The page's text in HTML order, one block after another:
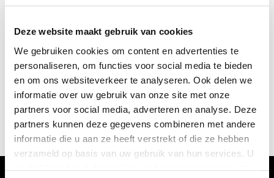
Deze website maakt gebruik van cookies
We gebruiken cookies om content en advertenties te
personaliseren, om functies voor social media te bieden
en om ons websiteverkeer te analyseren. Ook delen we
informatie over uw gebruik van onze site met onze
partners voor social media, adverteren en analyse. Deze
partners kunnen deze gegevens combineren met andere
informatie die u aan ze heeft verstrekt of die ze hebben
verzameld op basis van uw gebruik van hun services. U
In de dood is iedereen gelijk. Op de Oude Begraafplaats van
Naarden liggen burgemeesters, muzikanten en erfgooiers dan
ook dwars door elkaar heen. De grafmonumenten lopen uiteen
van vorstelijke familiekapellen tot simpele houten bordjes.
Deze groene omgeving is niet alleen een laatste rustplaats,
maar ook een plek van stilte en inkeer voor de inwoners van
Naarden en Bussum.